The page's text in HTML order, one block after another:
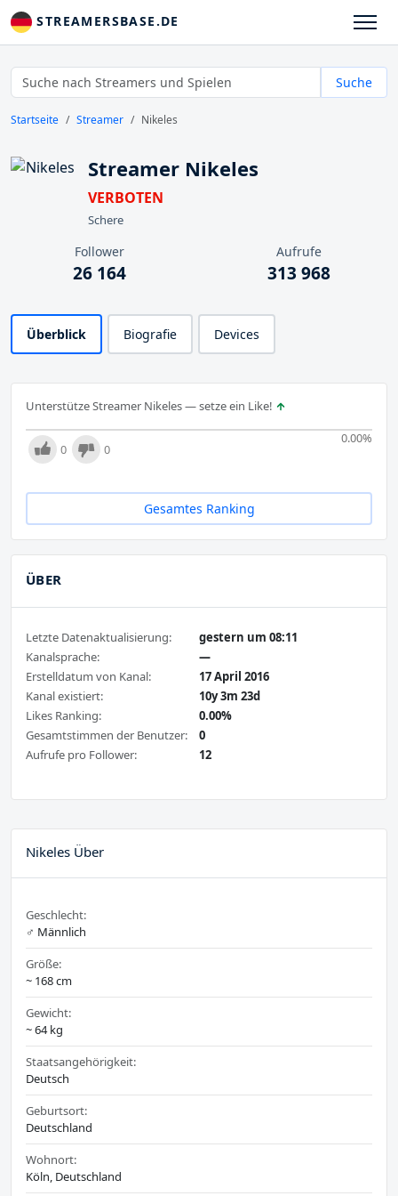
STREAMERSBASE.DE
Suche
Startseite Streamer Nikeles
Streamer Nikeles
VERBOTEN
Schere
Follower
26 164
Aufrufe
313 968
Überblick Biografie Devices
Unterstütze Streamer Nikeles — setze ein Like!
0.00%
0 0
Gesamtes Ranking
ÜBER
Letzte Datenaktualisierung:
gestern um 08:11
Kanalsprache:
—
Erstelldatum von Kanal:
17 April 2016
Kanal existiert:
10y 3m 23d
Likes Ranking:
0.00%
Gesamtstimmen der Benutzer:
0
Aufrufe pro Follower:
12
Nikeles Über
Geschlecht:
♂️ Männlich
Größe:
~ 168 cm
Gewicht:
~ 64 kg
Staatsangehörigkeit:
Deutsch
Geburtsort:
Deutschland
Wohnort:
Köln, Deutschland